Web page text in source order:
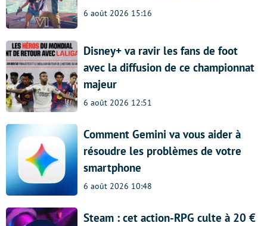
6 août 2026 15:16
Disney+ va ravir les fans de foot
avec la diffusion de ce championnat
majeur
6 août 2026 12:51
Comment Gemini va vous aider à
résoudre les problèmes de votre
smartphone
6 août 2026 10:48
Steam : cet action-RPG culte à 20 €